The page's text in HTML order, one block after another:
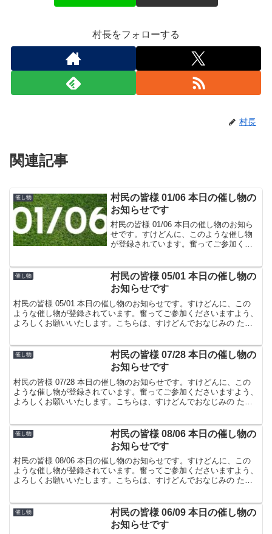
村長をフォローする
村長
関連記事
催し物
村民の皆様 01/06 本日の催し物の
お知らせです
村民の皆様 01/06 本日の催し物のお知ら
せです。すけどんに、このような催し物
が登録されています。奮ってご参加くだ
ま屋でした。
催し物
村民の皆様 05/01 本日の催し物の
お知らせです
村民の皆様 05/01 本日の催し物のお知らせです。すけどんに、この
ような催し物が登録されています。奮ってご参加くださいますよう、
よろしくお願いいたします。こちらは、すけどんでおなじみの たま
催し物
村民の皆様 07/28 本日の催し物の
お知らせです
村民の皆様 07/28 本日の催し物のお知らせです。すけどんに、この
ような催し物が登録されています。奮ってご参加くださいますよう、
よろしくお願いいたします。こちらは、すけどんでおなじみの たま
催し物
村民の皆様 08/06 本日の催し物の
お知らせです
村民の皆様 08/06 本日の催し物のお知らせです。すけどんに、この
ような催し物が登録されています。奮ってご参加くださいますよう、
よろしくお願いいたします。こちらは、すけどんでおなじみの たま
催し物
村民の皆様 06/09 本日の催し物の
お知らせです